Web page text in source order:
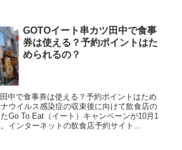
GOTOイート串カツ田中で食事
券は使える？予約ポイントはた
められるの？
中で食事券は使える？予約ポイントはため
ウイルス感染症の収束後に向けて飲食店の
Go To Eat（イート）キャンペーンが10月1
インターネットの飲食店予約サイト...